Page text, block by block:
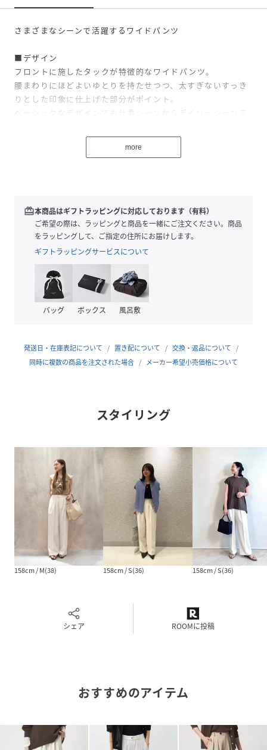
さまざまなシーンで活躍するワイドパンツ
■デザイン
フロントに施したタックが特徴的なワイドパンツ。
腰まわりにほどよいゆとりを持たせつつ、太すぎないすっき
りとした印象に仕上げた部分がポイント。
ベーシックなデザインでお仕事シーンからデイリーシーンま
■コーディネート
ブラウスを合わせたきれいめな着こなしやTシャツを合わせ
たラフな着こなしまで、
合わせるアイテムで雰囲気を変えていただけます。
［sizeSHORT/TALLあり］
■サイズ拡大アイテム
イズが良いという方に向けて。
・同デザインで裏地なしのその他カラーもご用意しておりま
す。(対象品番：35141000038)
#春服、#夏服、#オンオフ兼用、#仕事、#デイリー、#通
勤、#Oggi、#オッジ、#機能服、#カジュアル
============================
機能性：UVカット
ケア方法：洗濯機洗い可
============================
※＜SHORT-36/TALL-38サイズ＞は、身長を基準としてお
りますがあくまでも目安となりますので、サイズ感は記載の
採寸表をご確認くださいませ。
※商品画像は、光の当たり具合やパソコンなどの閲覧環境に
より、実際の色味と異なって見える場合がございます。あら
※商品の色味の目安は、商品単体の画像をご参照ください。
more
redeem本商品はギフトラッピングに対応しております（有料）
ご希望の際は、ラッピングと商品を一緒にご注文ください。商品
をラッピングして、ご指定の住所にお届けします。
ギフトラッピングサービスについて
バッグ ボックス 風呂敷
発送日・在庫表記について 置き配について
交換・返品について
同時に複数の商品を注文された場合
メーカー希望小売価格について
スタイリング
158cm / M(38) 158cm / S(36) 158cm / S(36)
シェア ROOMに投稿
おすすめのアイテム